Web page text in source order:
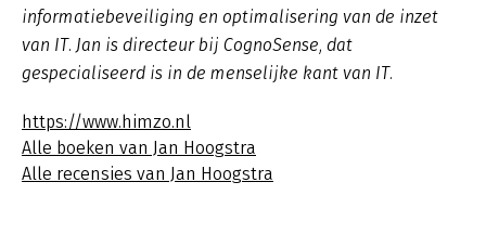
informatiebeveiliging en optimalisering van de inzet
van IT. Jan is directeur bij CognoSense, dat
gespecialiseerd is in de menselijke kant van IT.
https://www.himzo.nl
Alle boeken van Jan Hoogstra
Alle recensies van Jan Hoogstra